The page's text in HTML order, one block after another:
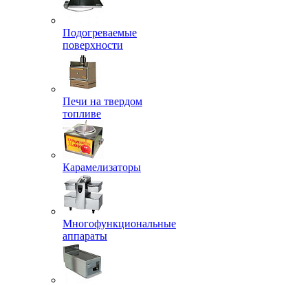
Подогреваемые
поверхности
Печи на твердом
топливе
Карамелизаторы
Многофункциональные
аппараты